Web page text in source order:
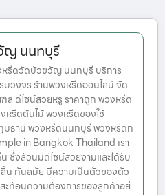
ญ นนทบุรี
รีดวัดบัวขวัญ นนทบุรี บริการ
วงจร ร้านพวงหรีดออนไลน์ จัด
ล ดีไซน์สวยหรู ราคาถูก พวงหรีด
รีดต้นไม้ พวงหรีดของใช้
มธานี พวงหรีดนนทบุรี พวงหรีดก
in Bangkok Thailand เรา
ซึ่งล้วนมีดีไซน์สวยงามและได้รับ
น ทันสมัย มีความเป็นตัวของตัว
ะท้อนความต้องการของลูกค้าอย่